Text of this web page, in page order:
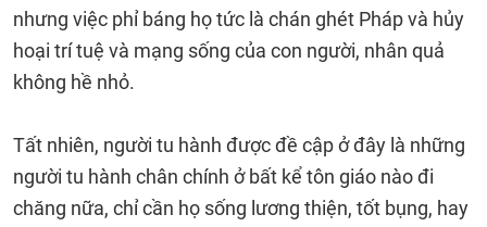
nhưng việc phỉ báng họ tức là chán ghét Pháp và hủy
hoại trí tuệ và mạng sống của con người, nhân quả
không hề nhỏ.
Tất nhiên, người tu hành được đề cập ở đây là những
người tu hành chân chính ở bất kể tôn giáo nào đi
chăng nữa, chỉ cần họ sống lương thiện, tốt bụng, hay